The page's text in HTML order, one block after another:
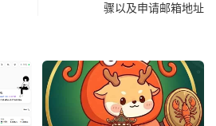
骤以及申请邮箱地址